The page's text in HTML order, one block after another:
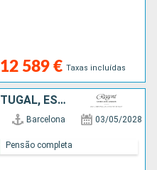
12 589 € Taxas incluídas
MAIORCA, GIBRALTAR, PORTUGAL, ESPANHA, FRANÇA, REINO UNIDO
Barcelona 03/05/2028
Pensão completa